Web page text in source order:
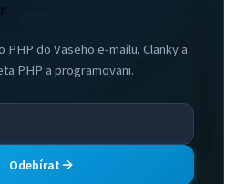
do Vaseho e-mailu. Clanky a
PHP a programovani.
Odebírat